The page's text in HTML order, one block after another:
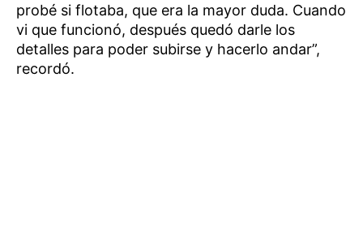
probé si flotaba, que era la mayor duda. Cuando
vi que funcionó, después quedó darle los
detalles para poder subirse y hacerlo andar”,
recordó.